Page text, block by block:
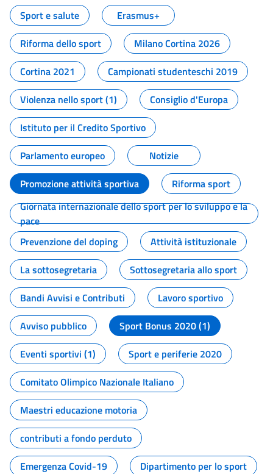
Sport e salute
Erasmus+
Riforma dello sport
Milano Cortina 2026
Cortina 2021
Campionati studenteschi 2019
Violenza nello sport (1)
Consiglio d'Europa
Istituto per il Credito Sportivo
Parlamento europeo
Notizie
Promozione attività sportiva
Riforma sport
Giornata internazionale dello sport per lo sviluppo e la
pace
Prevenzione del doping
Attività istituzionale
La sottosegretaria
Sottosegretaria allo sport
Bandi Avvisi e Contributi
Lavoro sportivo
Avviso pubblico
Sport Bonus 2020 (1)
Eventi sportivi (1)
Sport e periferie 2020
Comitato Olimpico Nazionale Italiano
Maestri educazione motoria
contributi a fondo perduto
Emergenza Covid-19
Dipartimento per lo sport